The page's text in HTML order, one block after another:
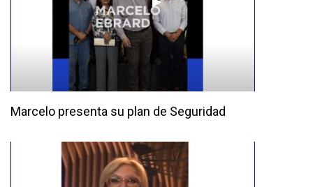
Marcelo presenta su plan de Seguridad